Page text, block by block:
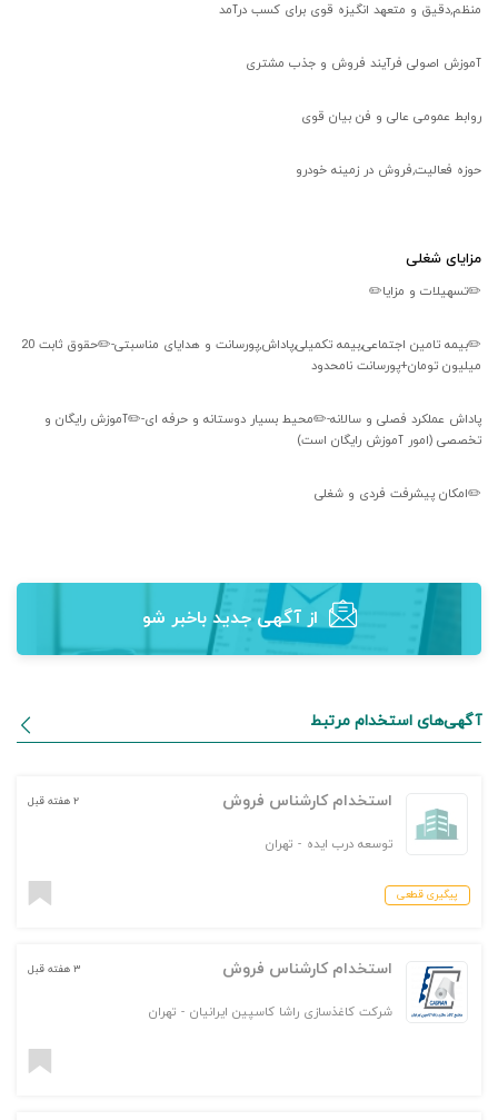
منظم,دقیق و متعهد انگیزه قوی برای کسب درآمد
آموزش اصولی فرآیند فروش و جذب مشتری
روابط عمومی عالی و فن بیان قوی
حوزه فعالیت,فروش در زمینه خودرو
مزایای شغلی
✏️تسهیلات و مزایا✏️
✏️بیمه تامین اجتماعی,بیمه تکمیلی,پاداش,پورسانت و هدایای مناسبتی-
✏️حقوق ثابت 20
میلیون تومان+پورسانت نامحدود
پاداش عملکرد فصلی و سالانه-✏️محیط بسیار دوستانه و حرفه ای-✏️آموزش رایگان و
تخصصی (امور آموزش رایگان است)
✏️امکان پیشرفت فردی و شغلی
از آگهی‌ جدید باخبر شو
آگهی‌های استخدام مرتبط
استخدام کارشناس فروش
توسعه درب ایده - تهران
۲ هفته قبل
پیگیری قطعی
استخدام کارشناس فروش
شرکت کاغذسازی راشا کاسپین ایرانیان - تهران
۳ هفته قبل